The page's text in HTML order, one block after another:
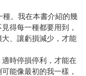
。我在本書介紹的幾
得每一種都要用到，
、讓虧損減少，才能
時停損停利，才能在
能像最初的我一樣，